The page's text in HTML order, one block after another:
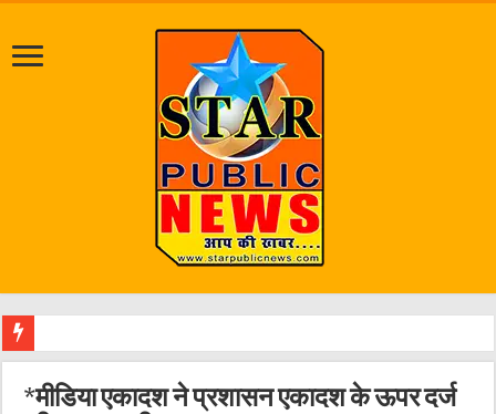
*मीडिया एकादश ने प्रशासन एकादश के ऊपर दर्ज